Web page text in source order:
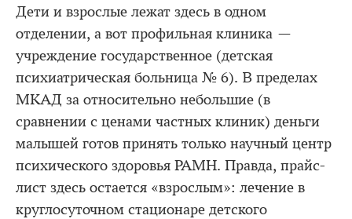
Дети и взрослые лежат здесь в одном
отделении, а вот профильная клиника —
учреждение государственное (детская
психиатрическая больница № 6). В пределах
МКАД за относительно небольшие (в
сравнении с ценами частных клиник) деньги
малышей готов принять только научный центр
психического здоровья РАМН. Правда, прайс-
лист здесь остается «взрослым»: лечение в
круглосуточном стационаре детского